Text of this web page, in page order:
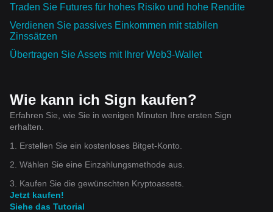
Traden Sie Futures für hohes Risiko und hohe Rendite
Verdienen Sie passives Einkommen mit stabilen
Zinssätzen
Übertragen Sie Assets mit Ihrer Web3-Wallet
Wie kann ich Sign kaufen?
Erfahren Sie, wie Sie in wenigen Minuten Ihre ersten Sign
erhalten.
1. Erstellen Sie ein kostenloses Bitget-Konto.
2. Wählen Sie eine Einzahlungsmethode aus.
3. Kaufen Sie die gewünschten Kryptoassets.
Jetzt kaufen!
Siehe das Tutorial